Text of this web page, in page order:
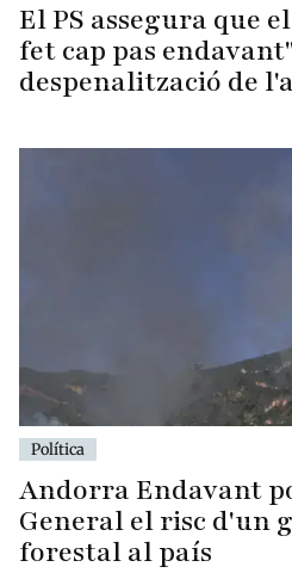
El PS assegura que
fet cap pas
despenalització de
Política
Andorra Endavant
General el risc d'un
forestal al país